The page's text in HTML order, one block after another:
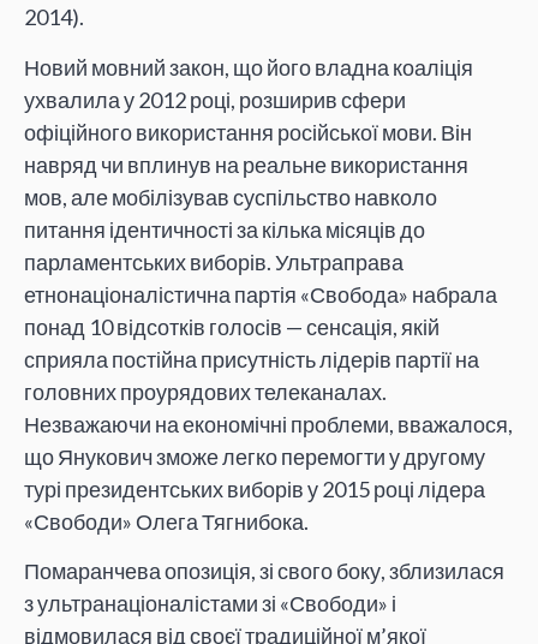
2014).
Новий мовний закон, що його владна коаліція
ухвалила у 2012 році, розширив сфери
офіційного використання російської мови. Він
навряд чи вплинув на реальне використання
мов, але мобілізував суспільство навколо
питання ідентичності за кілька місяців до
парламентських виборів. Ультраправа
етнонаціоналістична партія «Свобода» набрала
понад 10 відсотків голосів — сенсація, якій
сприяла постійна присутність лідерів партії на
головних проурядових телеканалах.
Незважаючи на економічні проблеми, вважалося,
що Янукович зможе легко перемогти у другому
турі президентських виборів у 2015 році лідера
«Свободи» Олега Тягнибока.
Помаранчева опозиція, зі свого боку, зблизилася
з ультранаціоналістами зі «Свободи» і
відмовилася від своєї традиційної м’якої